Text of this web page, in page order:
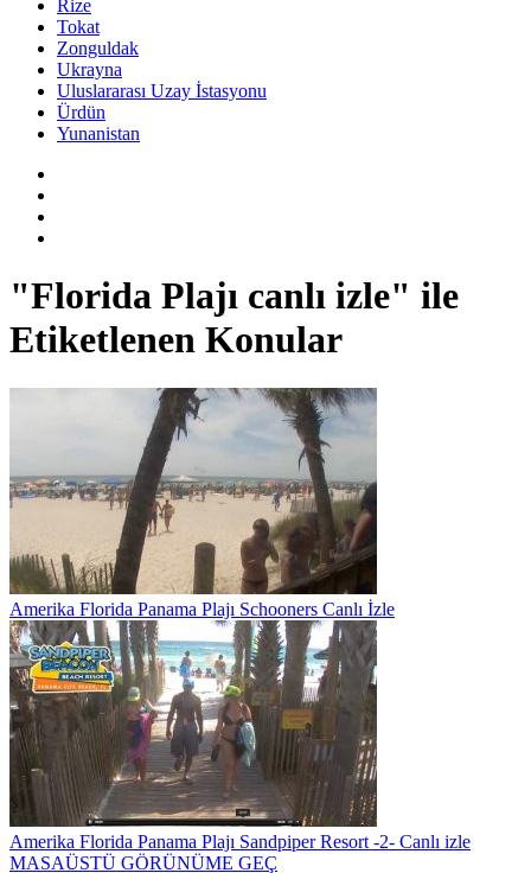
Rize
Tokat
Zonguldak
Ukrayna
Uluslararası Uzay İstasyonu
Ürdün
Yunanistan
"Florida Plajı canlı izle" ile
Etiketlenen Konular
Amerika Florida Panama Plajı Schooners Canlı İzle
Amerika Florida Panama Plajı Sandpiper Resort -2- Canlı izle
MASAÜSTÜ GÖRÜNÜME GEÇ